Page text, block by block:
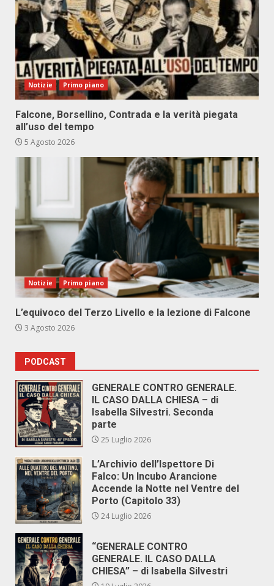
Notizie Primo piano
Falcone, Borsellino, Contrada e la verità piegata
all’uso del tempo
5 Agosto 2026
Notizie Primo piano
L’equivoco del Terzo Livello e la lezione di Falcone
3 Agosto 2026
PODCAST
GENERALE CONTRO GENERALE.
IL CASO DALLA CHIESA – di
Isabella Silvestri. Seconda
parte
25 Luglio 2026
L’Archivio dell’Ispettore Di
Falco: Un Incubo Arancione
Accende la Notte nel Ventre del
Porto (Capitolo 33)
24 Luglio 2026
“GENERALE CONTRO
GENERALE. IL CASO DALLA
CHIESA” – di Isabella Silvestri